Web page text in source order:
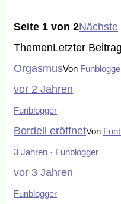
Seite 1 von 2Nächste
ThemenLetzter Beitrag
OrgasmusVon
vor 2 Jahren
Funblogger
Bordell eröffnetVon
3 Jahren · Funblogger
vor 3 Jahren
Funblogger